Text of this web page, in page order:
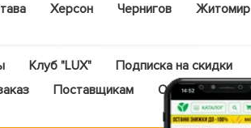
Херсон Чернигов Житомир
Клуб "LUX" Подписка на скидки
Поставщикам Оптовый прайс